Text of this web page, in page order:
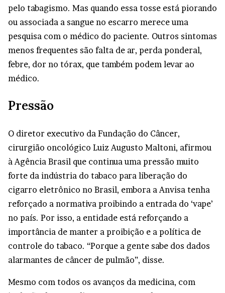
pelo tabagismo. Mas quando essa tosse está piorando
ou associada a sangue no escarro merece uma
pesquisa com o médico do paciente. Outros sintomas
menos frequentes são falta de ar, perda ponderal,
febre, dor no tórax, que também podem levar ao
médico.
Pressão
O diretor executivo da Fundação do Câncer,
cirurgião oncológico Luiz Augusto Maltoni, afirmou
à Agência Brasil que continua uma pressão muito
forte da indústria do tabaco para liberação do
cigarro eletrônico no Brasil, embora a Anvisa tenha
reforçado a normativa proibindo a entrada do ‘vape’
no país. Por isso, a entidade está reforçando a
importância de manter a proibição e a política de
controle do tabaco. “Porque a gente sabe dos dados
alarmantes de câncer de pulmão”, disse.
Mesmo com todos os avanços da medicina, com